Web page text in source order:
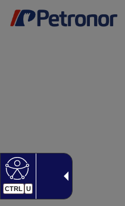
CTRL U